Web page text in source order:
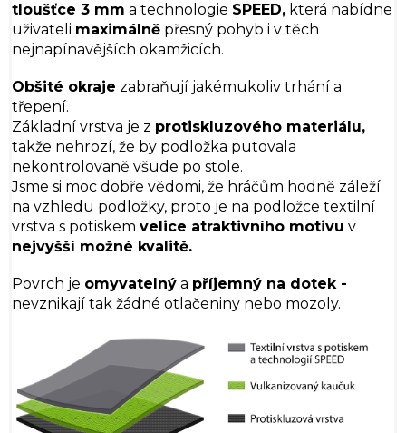
tloušťce 3 mm a technologie SPEED, která nabídne
uživateli maximálně přesný pohyb i v těch
nejnapínavějších okamžicích.
Obšité okraje zabraňují jakémukoliv trhání a
třepení.
Základní vrstva je z protiskluzového materiálu,
takže nehrozí, že by podložka putovala
nekontrolovaně všude po stole.
Jsme si moc dobře vědomi, že hráčům hodně záleží
na vzhledu podložky, proto je na podložce textilní
vrstva s potiskem velice atraktivního motivu v
nejvyšší možné kvalitě.
Povrch je omyvatelný a příjemný na dotek -
nevznikají tak žádné otlačeniny nebo mozoly.